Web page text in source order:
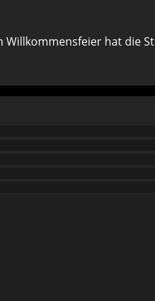
Willkommensfeier hat die